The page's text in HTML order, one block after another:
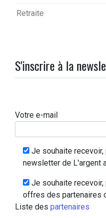
Retraite
S'inscrire à la
Votre e-mail
Je souhaite
newsletter de L'argent
Je souhaite
offres des partenaires
Liste des partenaires